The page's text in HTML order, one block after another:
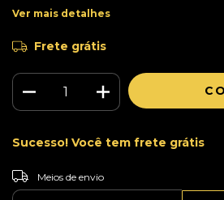
Ver mais detalhes
Frete grátis
Sucesso! Você tem frete grátis
Entregas para o CEP:
Meios de envio